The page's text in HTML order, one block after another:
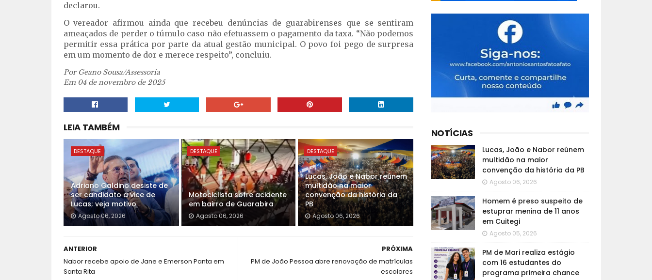
declarou.
O vereador afirmou ainda que recebeu denúncias de guarabirenses que se sentiram
ameaçados de perder o túmulo caso não efetuassem o pagamento da taxa. “Não podemos
permitir essa prática por parte da atual gestão municipal. O povo foi pego de surpresa
em um momento de dor e merece respeito”, concluiu.
Por Geano Sousa/Assessoria
Em 04 de novembro de 2025
LEIA TAMBÉM
DESTAQUE
Adriano Galdino desiste de
ser candidato a vice de
Lucas; veja motivo
Agosto 06, 2026
DESTAQUE
Motociclista sofre acidente
em bairro de Guarabira
Agosto 06, 2026
DESTAQUE
Lucas, João e Nabor reúnem
multidão na maior
convenção da história da
PB
Agosto 06, 2026
PRÓXIMA
PM de João Pessoa abre renovação de matrículas
escolares
ANTERIOR
Nabor recebe apoio de Jane e Emerson Panta em
Santa Rita
NOTÍCIAS
Lucas, João e Nabor reúnem
multidão na maior
convenção da história da PB
Agosto 06, 2026
Homem é preso suspeito de
estuprar menina de 11 anos
em Cuitegi
Agosto 05, 2026
PM de Mari realiza estágio
com 16 estudantes do
programa primeira chance